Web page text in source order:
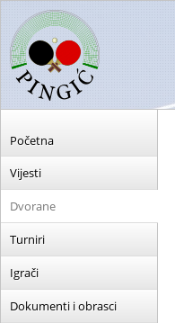
Početna
Vijesti
Dvorane
Turniri
Igrači
Dokumenti i obrasci